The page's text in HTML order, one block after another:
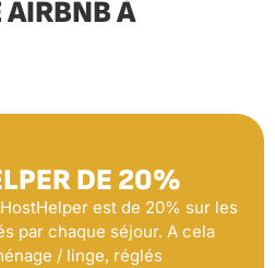
AIRBNB À
DE 20%
est de 20% sur les
par chaque séjour. A cela
/ linge, réglés